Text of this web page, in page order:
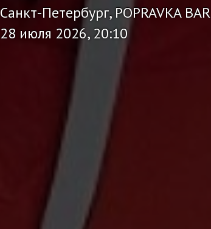
Санкт-Петербург, POPRAVKA BAR
28 июля 2026, 20:10